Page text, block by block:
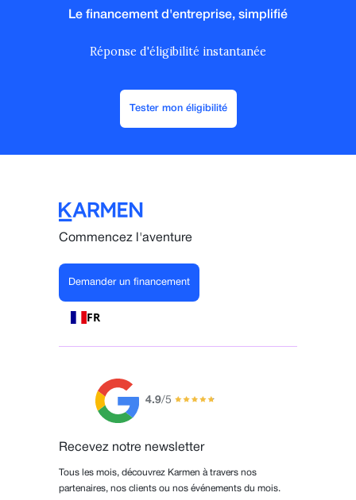
Le financement d'entreprise, simplifié
Réponse d'éligibilité instantanée
Tester mon éligibilité
Commencez l'aventure
Demander un financement
FR
4.9/5
Recevez notre newsletter
Tous les mois, découvrez Karmen à travers nos
partenaires, nos clients ou nos événements du mois.